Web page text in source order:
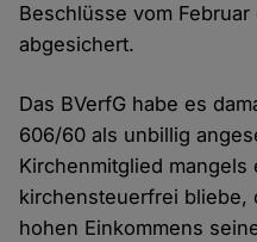
Beschlüsse vom
abgesichert.
Das BVerfG habe es
606/60 als unbillig
Kirchenmitglied mangels
kirchensteuerfrei bliebe,
hohen Einkommens